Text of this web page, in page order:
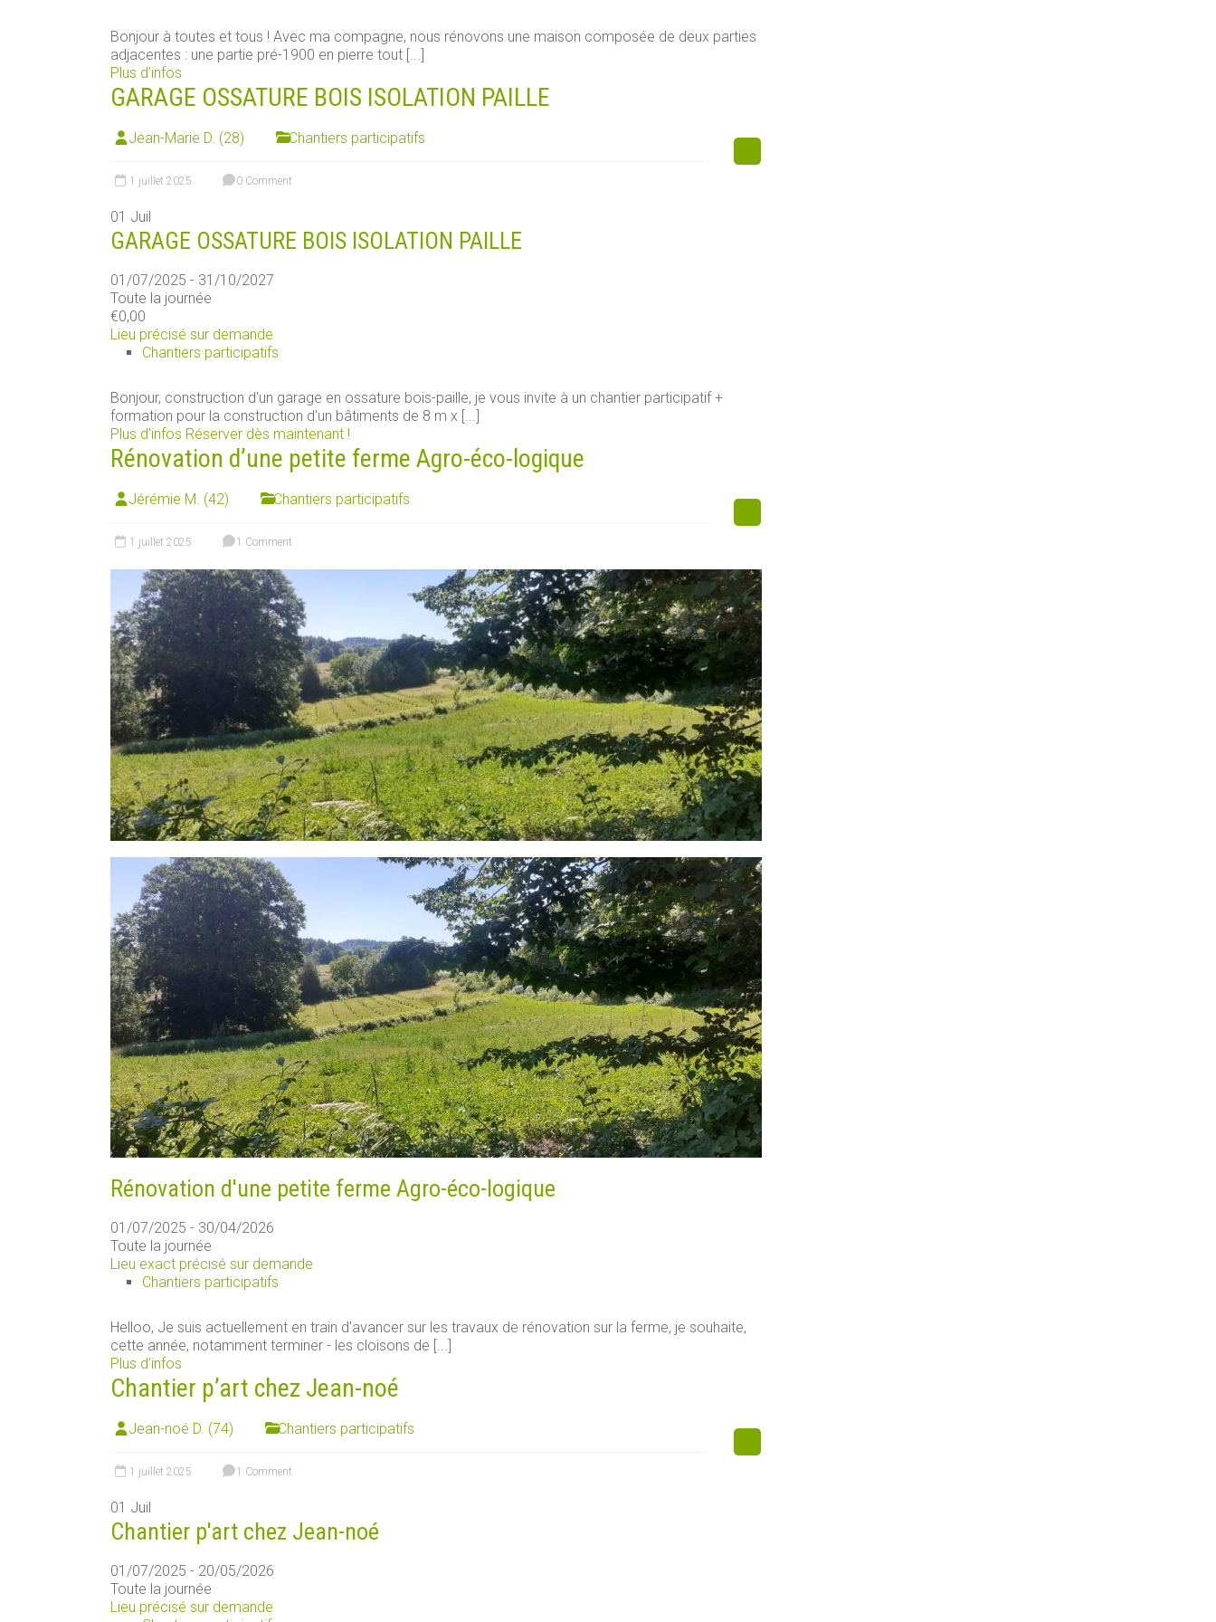
Bonjour à toutes et tous ! Avec ma compagne, nous rénovons une maison composée de deux parties
adjacentes : une partie pré-1900 en pierre tout [...]
Plus d’infos
GARAGE OSSATURE BOIS ISOLATION PAILLE
Jean-Marie D. (28) Chantiers participatifs
1 juillet 2025 0 Comment
01 Juil
GARAGE OSSATURE BOIS ISOLATION PAILLE
01/07/2025 - 31/10/2027
Toute la journée
€0,00
Lieu précisé sur demande
Chantiers participatifs
Bonjour, construction d'un garage en ossature bois-paille, je vous invite à un chantier participatif +
formation pour la construction d'un bâtiments de 8 m x [...]
Plus d’infos Réserver dès maintenant !
Rénovation d’une petite ferme Agro-éco-logique
Jérémie M. (42) Chantiers participatifs
1 juillet 2025 1 Comment
Rénovation d'une petite ferme Agro-éco-logique
01/07/2025 - 30/04/2026
Toute la journée
Lieu exact précisé sur demande
Chantiers participatifs
Helloo, Je suis actuellement en train d'avancer sur les travaux de rénovation sur la ferme, je souhaite,
cette année, notamment terminer - les cloisons de [...]
Plus d’infos
Chantier p’art chez Jean-noé
Jean-noé D. (74) Chantiers participatifs
1 juillet 2025 1 Comment
01 Juil
Chantier p'art chez Jean-noé
01/07/2025 - 20/05/2026
Toute la journée
Lieu précisé sur demande